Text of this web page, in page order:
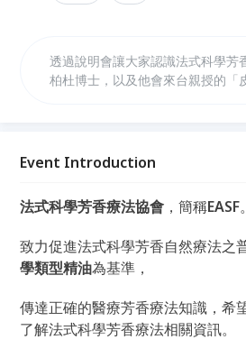
透過說明會讓大家認識法式科學芳
柏杜博士，以及他會來台親授的「
Event Introduction
法式科學芳香療法協會 ，簡稱EASF。
致力促進法式科學芳香自然療法之
學類型精油為基準，
傳達正確的醫療芳香療法知識，希
了解法式科學芳香療法相關資訊。